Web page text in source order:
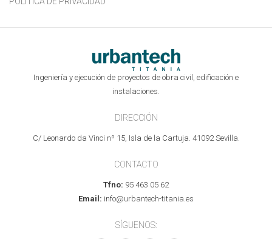
Ingeniería y ejecución de proyectos de obra civil, edificación e
instalaciones.
DIRECCIÓN
C/ Leonardo da Vinci nº 15, Isla de la Cartuja. 41092 Sevilla.
CONTACTO
Tfno: 95 463 05 62
Email: info@urbantech-titania.es
SÍGUENOS: